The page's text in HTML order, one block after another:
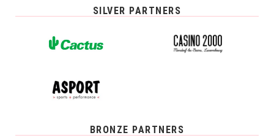
SILVER PARTNERS
BRONZE PARTNERS